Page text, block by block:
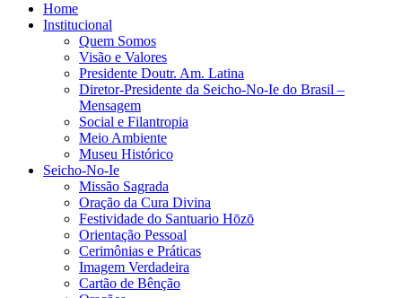
Home
Institucional
Quem Somos
Visão e Valores
Presidente Doutr. Am. Latina
Diretor-Presidente da Seicho-No-Ie do Brasil –
Mensagem
Social e Filantropia
Meio Ambiente
Museu Histórico
Seicho-No-Ie
Missão Sagrada
Oração da Cura Divina
Festividade do Santuario Hōzō
Orientação Pessoal
Cerimônias e Práticas
Imagem Verdadeira
Cartão de Bênção